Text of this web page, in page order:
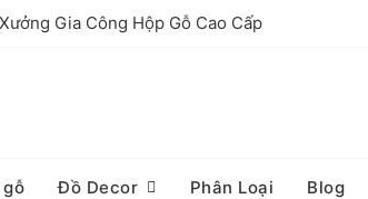
Gia Công Hộp Gỗ Cao Cấp
gỗ Đồ Decor Phân Loại Blog